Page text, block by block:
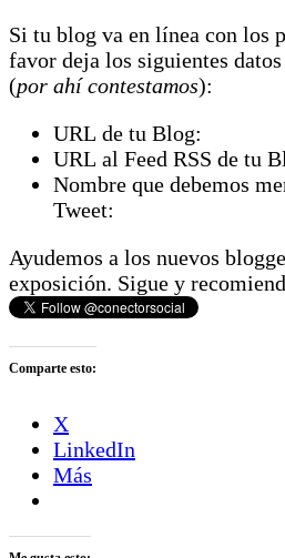
Si tu blog va en línea con los
favor deja los siguientes
(por ahí contestamos):
URL de tu Blog:
URL al Feed RSS de tu
Nombre que debemos
Tweet:
Ayudemos a los nuevos
exposición. Sigue y
Comparte esto:
X
LinkedIn
Más